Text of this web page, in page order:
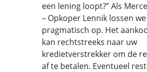
een lening loopt?” Als
– Opkoper Lennik lossen
pragmatisch op. Het
kan rechtstreeks naar uw
kredietverstrekker om de
af te betalen. Eventueel